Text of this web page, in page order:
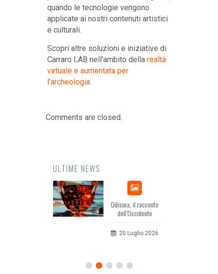
quando le tecnologie vengono
applicate ai nostri contenuti artistici
e culturali.
Scopri altre soluzioni e iniziative di
Carraro LAB nell’ambito della realtà
virtuale e aumentata per
l’archeologia.
Comments are closed.
ULTIME NEWS
Odissea, il racconto
dell’Occidente
EuropCOM: digital kit
per l’ecosistema della